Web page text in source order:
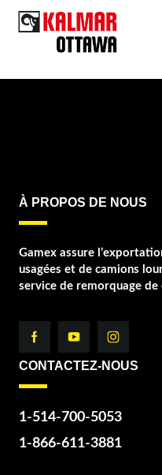
À PROPOS DE NOUS
Gamex assure
usagées et de camions
service de remorquage de
CONTACTEZ-NOUS
1-514-700-5053
1-866-611-3881